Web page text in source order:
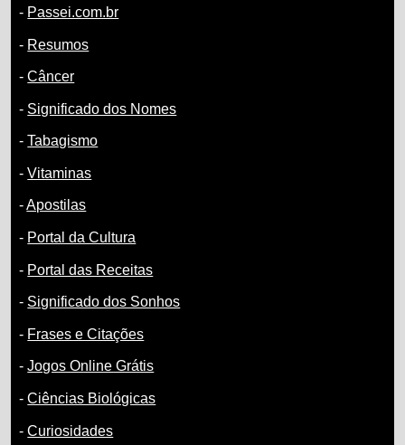
- Passei.com.br
- Resumos
-Câncer
- Significado dos Nomes
-Tabagismo
-Vitaminas
-Apostilas
- Portal da Cultura
- Portal das Receitas
- Significado dos Sonhos
- Frases e Citações
-Jogos Online Grátis
-Ciências Biológicas
-Curiosidades